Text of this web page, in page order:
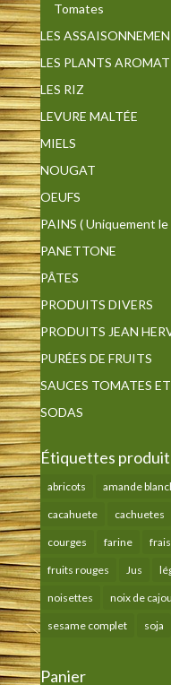
Tomates
LES
LES PLANTS
LES RIZ
LEVURE MALTÉE
MIELS
NOUGAT
OEUFS
PAINS ( Uniquement le
PANETTONE
PÂTES
PRODUITS DIVERS
PRODUITS JEAN
PURÉES DE FRUITS
SAUCES TOMATES
SODAS
Étiquettes produit
abricots amande
cacahuete cachuetes
courges farine
fruits rouges Jus
noisettes noix de cajou
sesame complet soja
Panier